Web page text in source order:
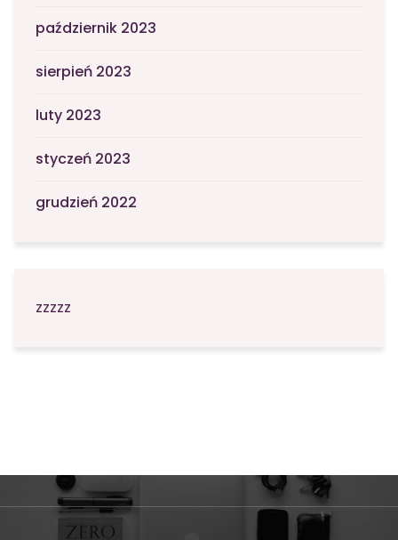
październik 2023
sierpień 2023
luty 2023
styczeń 2023
grudzień 2022
zzzzz